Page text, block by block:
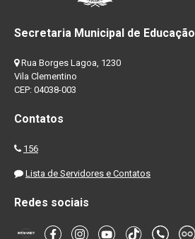
Secretaria Municipal de Educação
Rua Borges Lagoa, 1230
Vila Clementino
CEP: 04038-003
Contatos
156
Lista de Servidores e Contatos
Redes sociais